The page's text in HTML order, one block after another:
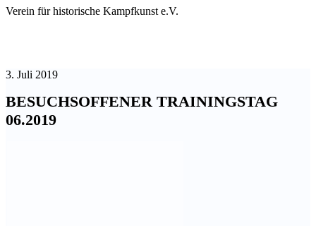
Greifen
Verein für historische Kampfkunst e.V.
3. Juli 2019
BESUCHSOFFENER TRAININGSTAG
06.2019